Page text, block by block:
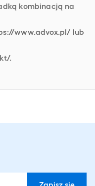
kombinacją na
www.advox.pl/ lub
.